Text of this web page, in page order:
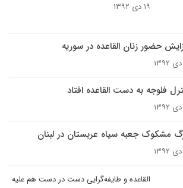
۱۹ دی ۱۳۹۲
حضور زنان القاعده در سوریه
فلوجه به دست القاعده افتاد
مشکوک جعبه سیاه عربستان در لبنان
القاعده و طایفه‌گرایی دست در دست هم علیه